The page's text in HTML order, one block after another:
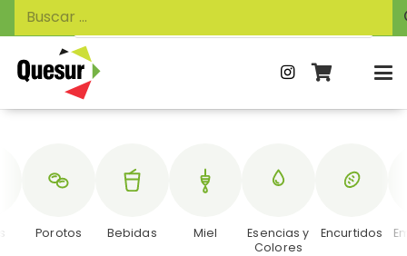
de
productos
Buscar:
Porotos Bebidas Miel
Esencias y
Colores
Encurtidos